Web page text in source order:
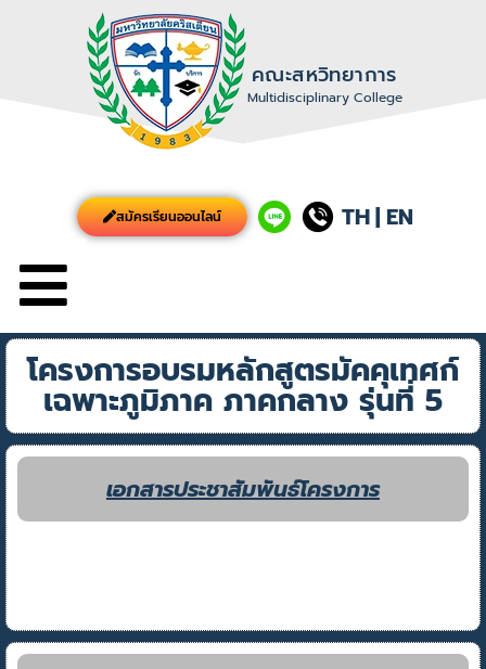
คณะสหวิทยาการ
Multidisciplinary College
สมัครเรียนออนไลน์ TH| EN
โครงการอบรมหลักสูตรมัคคุเทศก์
เฉพาะภูมิภาค ภาคกลาง รุ่นที่ 5
เอกสารประชาสัมพันธ์โครงการ